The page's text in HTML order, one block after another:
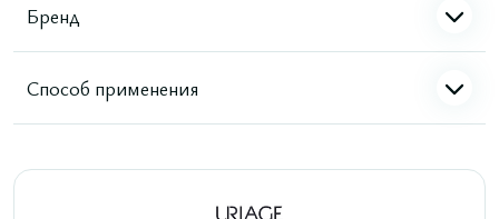
Бренд
Способ применения